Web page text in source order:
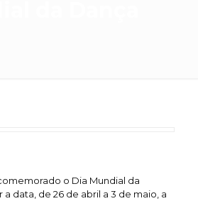
o Dia Mundial da
a data, de 26 de abril a 3 de maio, a